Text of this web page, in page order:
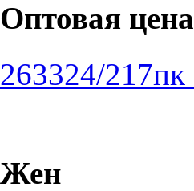
Оптовая
263324/
Жен